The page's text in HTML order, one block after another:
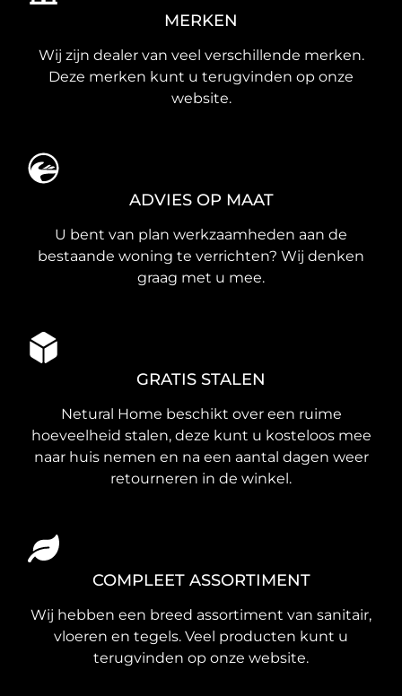
MERKEN
Wij zijn dealer van veel verschillende merken.
Deze merken kunt u terugvinden op onze
website.
ADVIES OP MAAT
U bent van plan werkzaamheden aan de
bestaande woning te verrichten? Wij denken
graag met u mee.
GRATIS STALEN
Netural Home beschikt over een ruime
hoeveelheid stalen, deze kunt u kosteloos mee
naar huis nemen en na een aantal dagen weer
retourneren in de winkel.
COMPLEET ASSORTIMENT
Wij hebben een breed assortiment van sanitair,
vloeren en tegels. Veel producten kunt u
terugvinden op onze website.